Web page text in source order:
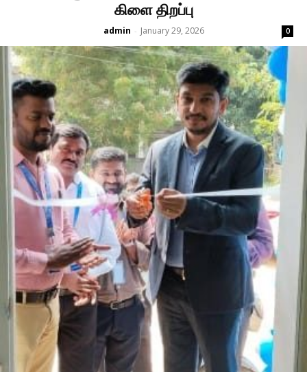
கிளை திறப்பு
admin - January 29, 2026 0